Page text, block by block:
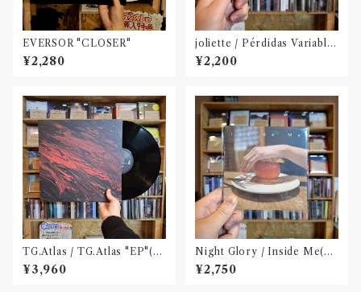
EVERSOR "CLOSER"
¥2,280
joliette / Pérdidas Variable
s - "変転忘失"(CD)
¥2,200
TG.Atlas / TG.Atlas "EP"(12
inch)〝旭川〟
¥3,960
Night Glory / Inside Me(C
D)〝名古屋〟
¥2,750